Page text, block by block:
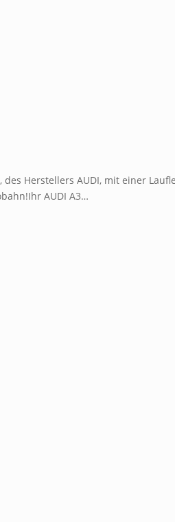
Herstellers AUDI, mit einer
AUDI A3…